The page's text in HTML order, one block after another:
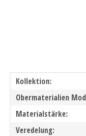
Kollektion:
Obermaterialien
Materialstärke:
Veredelung: